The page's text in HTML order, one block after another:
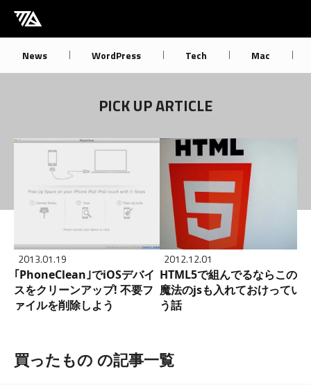
[M] mbdb [モバデビ]
News WordPress Tech Mac
PICK UP ARTICLE
2013.01.19
｢PhoneClean｣でiOSデバイ
スをクリーンアップ! 不要フ
ァイルを削除しよう
2012.12.01
HTML5で組んでるならこの
魔法のjsも入れておけってい
う話
買ったもの の記事一覧